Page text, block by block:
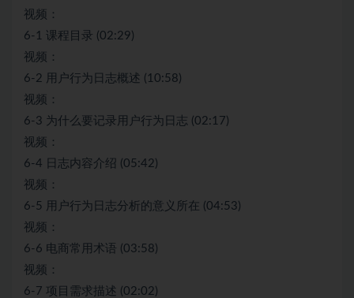
视频：
6-1 课程目录 (02:29)
视频：
6-2 用户行为日志概述 (10:58)
视频：
6-3 为什么要记录用户行为日志 (02:17)
视频：
6-4 日志内容介绍 (05:42)
视频：
6-5 用户行为日志分析的意义所在 (04:53)
视频：
6-6 电商常用术语 (03:58)
视频：
6-7 项目需求描述 (02:02)